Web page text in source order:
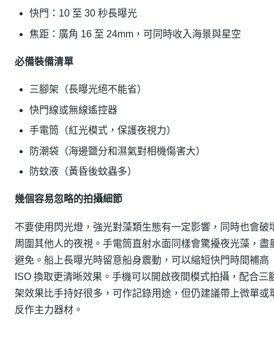
快門：10 至 30 秒長曝光
焦距：廣角 16 至 24mm，可同時收入海景與星空
必備裝備清單
三腳架（長曝光絕不能省）
快門線或無線遙控器
手電筒（紅光模式，保護夜視力）
防潮袋（海邊鹽分和濕氣對相機傷害大）
防蚊液（黃昏後蚊蟲多）
幾個容易忽略的拍攝細節
不要使用閃光燈，強光對藻類生態有一定影響，同時也會破
周圍其他人的夜視。手電筒直射水面同樣會驚擾夜光藻，盡
避免。船上長曝光時留意船身震動，可以縮短快門時間補高
ISO 換取更清晰效果。手機可以開啟夜間模式拍攝，配合三
架效果比手持好很多，可作記錄用途，但仍建議帶上微單或
反作主力器材。